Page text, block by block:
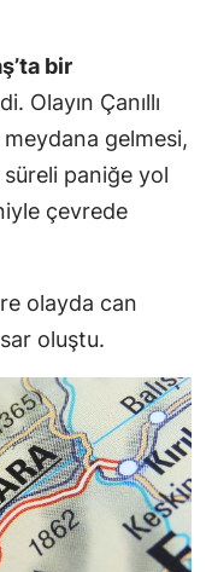
bir
Olayın Çanıllı
meydana gelmesi,
süreli paniğe yol
çevrede
olayda can
oluştu.